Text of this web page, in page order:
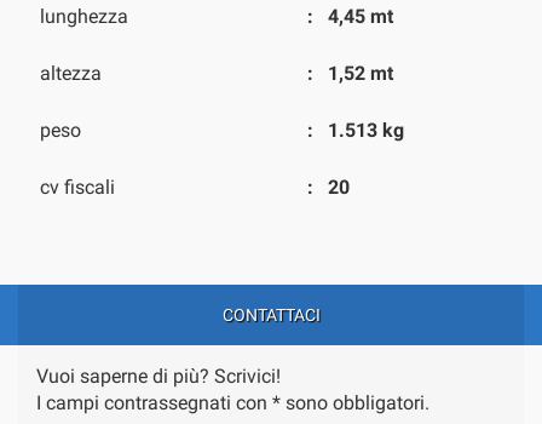
lunghezza 4,45 mt
altezza 1,52 mt
peso 1.513 kg
cv fiscali 20
CONTATTACI
Vuoi saperne di più? Scrivici!
I campi contrassegnati con * sono obbligatori.